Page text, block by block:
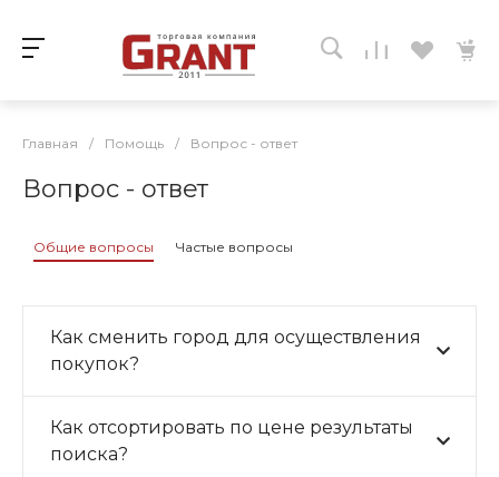
Главная / Помощь / Вопрос - ответ
Вопрос - ответ
Общие вопросы Частые вопросы
Как сменить город для осуществления
покупок?
Как отсортировать по цене результаты
поиска?